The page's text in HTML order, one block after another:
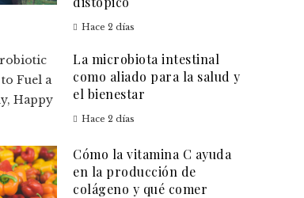
Hace 2 días
La microbiota intestinal
como aliado para la salud y
el bienestar
Hace 2 días
Cómo la vitamina C ayuda
en la producción de
colágeno y qué comer